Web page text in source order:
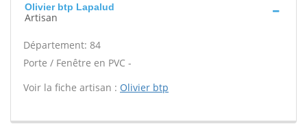
Olivier btp Lapalud
Artisan
Département: 84
Porte / Fenêtre en PVC -
Voir la fiche artisan : Olivier btp